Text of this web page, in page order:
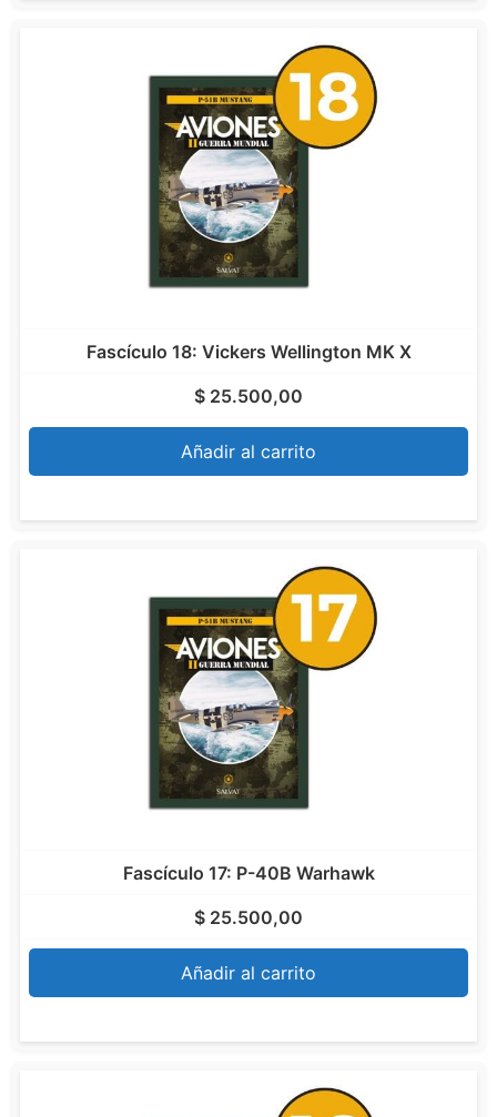
Fascículo 18: Vickers Wellington MK X
$ 25.500,00
Añadir al carrito
Fascículo 17: P-40B Warhawk
$ 25.500,00
Añadir al carrito